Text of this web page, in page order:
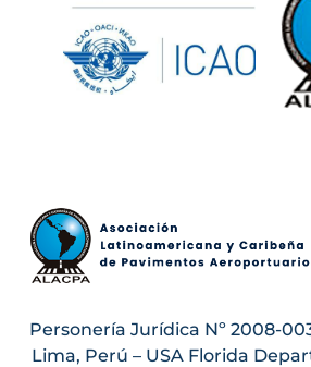
Personería Jurídica Nº 2008-
Lima, Perú – USA Florida